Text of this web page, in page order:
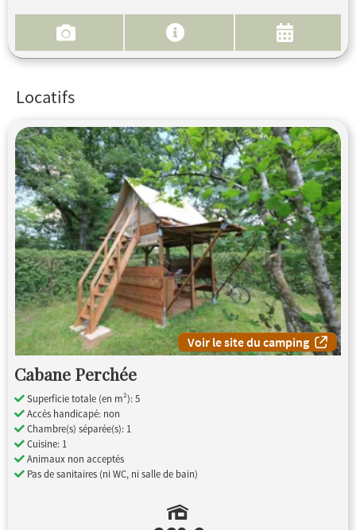
Locatifs
Voir le site du camping
Cabane Perchée
Superficie totale (en m²): 5
Accès handicapé: non
Chambre(s) séparée(s): 1
Cuisine: 1
Animaux non acceptés
Pas de sanitaires (ni WC, ni salle de bain)